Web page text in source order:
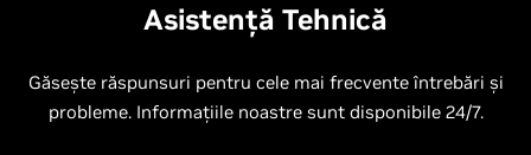
Asistență Tehnică
Găsește răspunsuri pentru cele mai frecvente întrebări și
probleme. Informațiile noastre sunt disponibile 24/7.